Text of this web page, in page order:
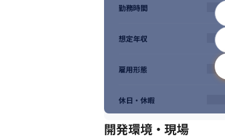
勤務時間
想定年収
雇用形態
休日・休暇
開発環境・現場